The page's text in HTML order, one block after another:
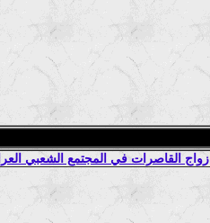
زواج القاصرات في المجتمع الشعبي